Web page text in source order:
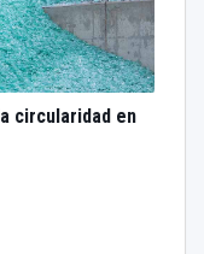
circularidad en